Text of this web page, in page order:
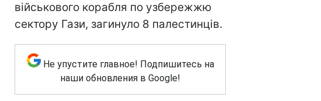
військового корабля по узбережжю
сектору Гази, загинуло 8 палестинців.
Не упустите главное! Подпишитесь на
наши обновления в Google!